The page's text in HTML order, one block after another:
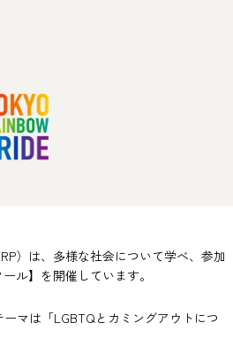
）は、多様な社会について学べ、参加
ル】を開催しています。
ーマは「LGBTQとカミングアウトにつ